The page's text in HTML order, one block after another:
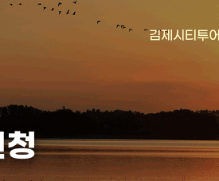
김제시티투어